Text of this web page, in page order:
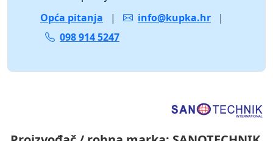
Opća pitanja
| info@kupka.hr
|
098 914 5247